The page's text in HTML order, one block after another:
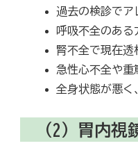
過去の検診でア
呼吸不全のある
腎不全で現在透
急性心不全や重
全身状態が悪く
（2）胃内視